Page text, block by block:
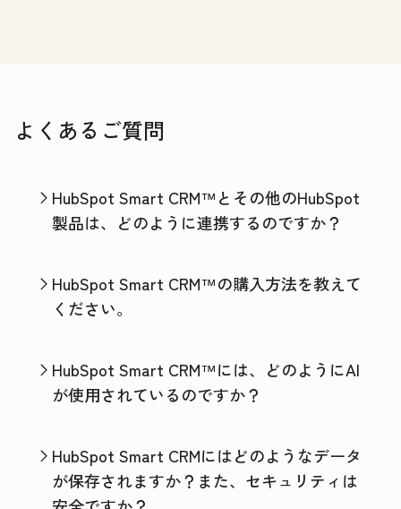
よくあるご質問
HubSpot Smart CRM™とその他のHubSpot
製品は、どのように連携するのですか？
HubSpot Smart CRM™の購入方法を教えて
ください。
HubSpot Smart CRM™には、どのようにAI
が使用されているのですか？
HubSpot Smart CRMにはどのようなデータ
が保存されますか？また、セキュリティは